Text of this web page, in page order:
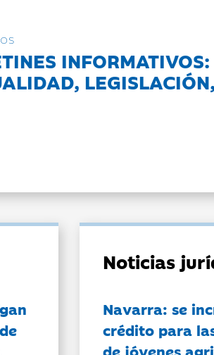
INFORMATIVOS:
Noticias
Navarra: se
crédito para
de jóvenes